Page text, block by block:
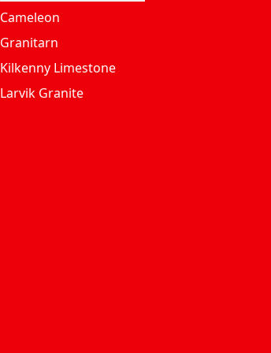
Cameleon
Granitarn
Kilkenny Limestone
Larvik Granite